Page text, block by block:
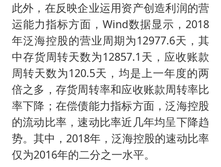
此外，在反映企业运用资产创造利润的营
运能力指标方面，Wind数据显示，2018
年泛海控股的营业周期为12977.6天，其
中存货周转天数为12857.1天，应收账款
周转天数为120.5天，均是上一年度的两
倍之多，存货周转率和应收账款周转率比
率下降；在偿债能力指标方面，泛海控股
的流动比率，速动比率近几年均呈下降趋
势。其中，2018年，泛海控股的速动比率
仅为2016年的二分之一水平。